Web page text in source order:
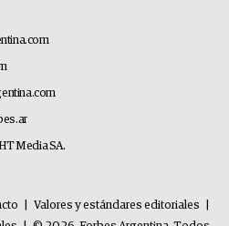
Media SA.
Valores y estándares editoriales